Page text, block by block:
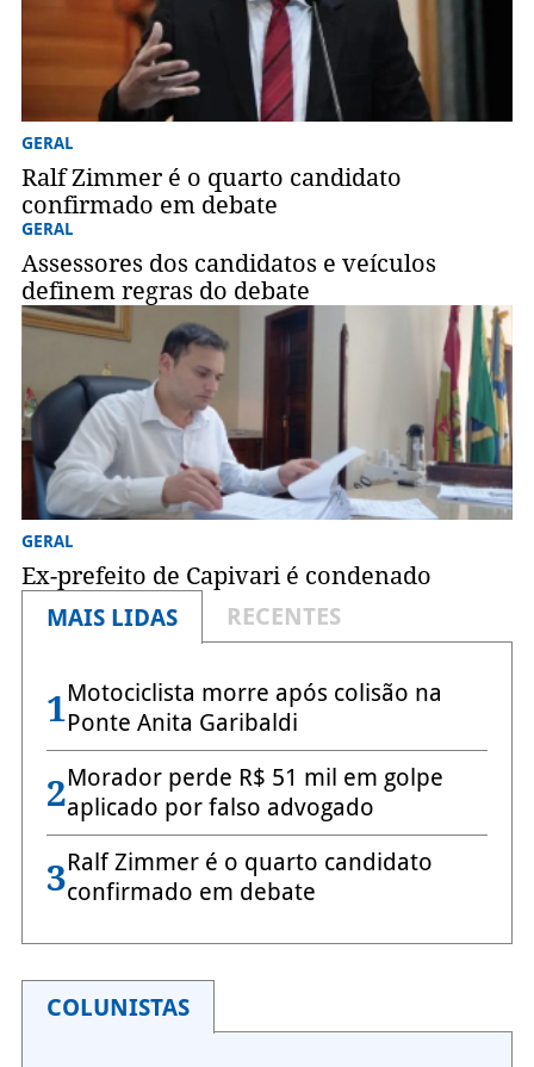
GERAL
Ralf Zimmer é o quarto candidato
confirmado em debate
GERAL
Assessores dos candidatos e veículos
definem regras do debate
GERAL
Ex-prefeito de Capivari é condenado
MAIS LIDAS
RECENTES
1Motociclista morre após colisão na
Ponte Anita Garibaldi
2Morador perde R$ 51 mil em golpe
aplicado por falso advogado
3Ralf Zimmer é o quarto candidato
confirmado em debate
COLUNISTAS